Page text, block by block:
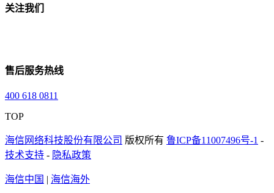
关注我们
售后服务热线
400 618 0811
TOP
海信网络科技股份有限公司 版权所有 鲁ICP备11007496号-1 -
技术支持 - 隐私政策
海信中国 | 海信海外